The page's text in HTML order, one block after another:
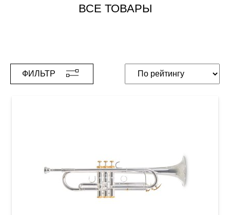
ВСЕ ТОВАРЫ
ФИЛЬТР